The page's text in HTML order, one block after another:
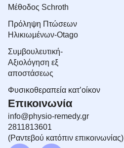
Μέθοδος Schroth
Πρόληψη Πτώσεων
Ηλικιωμένων-Otago
Συμβουλευτική-
Αξιολόγηση εξ
αποστάσεως
Φυσικοθεραπεία κατ’οίκον
Επικοινωνία
info@physio-remedy.gr
2811813601
(Ραντεβού κατόπιν επικοινωνίας)